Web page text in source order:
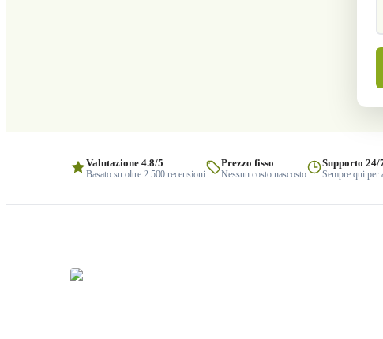
Valutazione 4.8/5
Basato su oltre 2.500 recensioni
Prezzo fisso
Nessun costo nascosto
Supporto 24/
Sempre qui per